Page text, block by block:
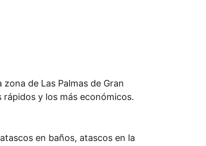
de Las Palmas de Gran
y los más económicos.
en baños, atascos en la